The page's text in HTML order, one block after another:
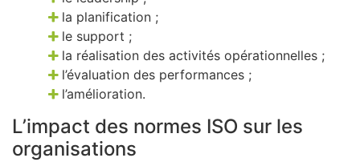
la planification ;
le support ;
la réalisation des activités opérationnelles ;
l’évaluation des performances ;
l’amélioration.
L’impact des normes ISO sur les
organisations